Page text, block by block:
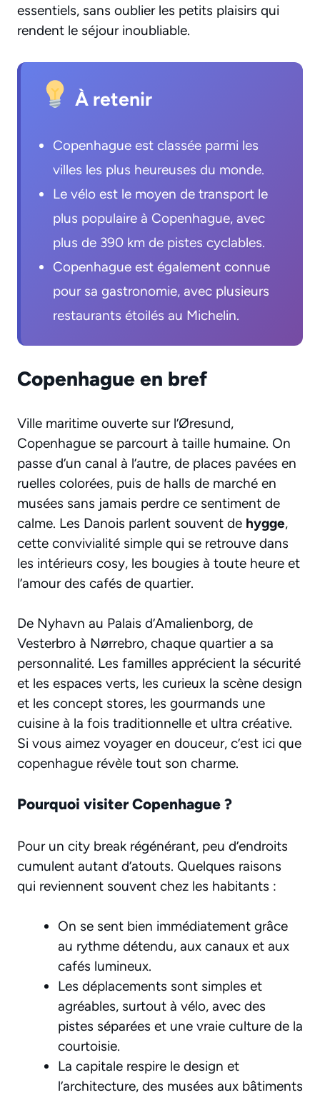
essentiels, sans oublier les petits plaisirs qui
rendent le séjour inoubliable.
À retenir
Copenhague est classée parmi les
villes les plus heureuses du monde.
Le vélo est le moyen de transport le
plus populaire à Copenhague, avec
plus de 390 km de pistes cyclables.
Copenhague est également connue
pour sa gastronomie, avec plusieurs
restaurants étoilés au Michelin.
Copenhague en bref
Ville maritime ouverte sur l’Øresund,
Copenhague se parcourt à taille humaine. On
passe d’un canal à l’autre, de places pavées en
ruelles colorées, puis de halls de marché en
musées sans jamais perdre ce sentiment de
calme. Les Danois parlent souvent de hygge,
cette convivialité simple qui se retrouve dans
les intérieurs cosy, les bougies à toute heure et
l’amour des cafés de quartier.
De Nyhavn au Palais d’Amalienborg, de
Vesterbro à Nørrebro, chaque quartier a sa
personnalité. Les familles apprécient la sécurité
et les espaces verts, les curieux la scène design
et les concept stores, les gourmands une
cuisine à la fois traditionnelle et ultra créative.
Si vous aimez voyager en douceur, c’est ici que
copenhague révèle tout son charme.
Pourquoi visiter Copenhague ?
Pour un city break régénérant, peu d’endroits
cumulent autant d’atouts. Quelques raisons
qui reviennent souvent chez les habitants :
On se sent bien immédiatement grâce
au rythme détendu, aux canaux et aux
cafés lumineux.
Les déplacements sont simples et
agréables, surtout à vélo, avec des
pistes séparées et une vraie culture de la
courtoisie.
La capitale respire le design et
l’architecture, des musées aux bâtiments